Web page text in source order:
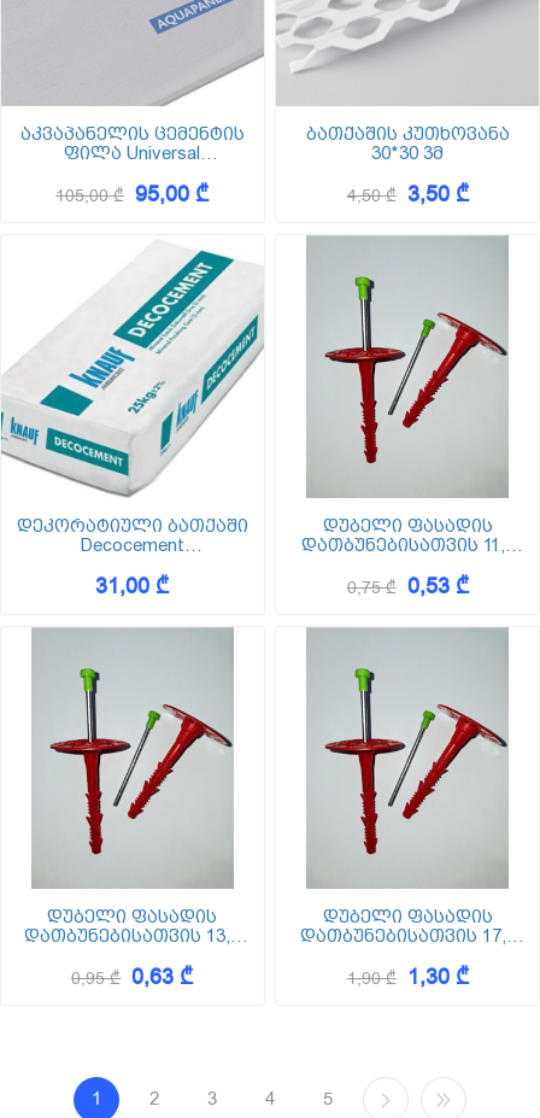
აკვაპანელის ცემენტის
ფილა Universal
105,00 ₾ 95,00 ₾
ბათქაშის კუთხოვანა
30*30 3მ
4,50 ₾ 3,50 ₾
დეკორატიული ბათქაში
Decocement
31,00 ₾
დუბელი ფასადის
დათბუნებისათვის 11,5
0,75 ₾ 0,53 ₾
დუბელი ფასადის
დათბუნებისათვის 13,5
0,95 ₾ 0,63 ₾
დუბელი ფასადის
დათბუნებისათვის 17,5
1,90 ₾ 1,30 ₾
1 2 3 4 5